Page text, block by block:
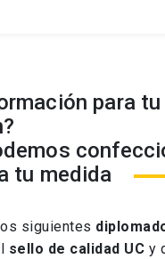
para tu
tu medida
siguientes
sello de calidad UC y